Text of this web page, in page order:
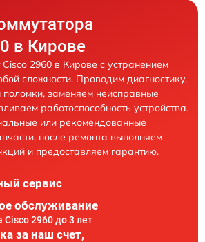
в Кирове
2960 в Кирове с устранением
сложности. Проводим диагностику,
заменяем неисправные
работоспособность устройства.
или рекомендованные
после ремонта выполняем
и предоставляем гарантию.
сервис
обслуживание
2960 до 3 лет
за наш счет,